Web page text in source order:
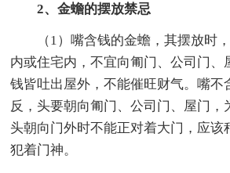
2、金蟾的摆放禁忌
（1）嘴含钱的金蟾，其摆放时
内或住宅内，不宜向匍门、公司门、
钱皆吐出屋外，不能催旺财气。嘴不
反，头要朝向匍门、公司门、屋门，
头朝向门外时不能正对着大门，应该
犯着门神。